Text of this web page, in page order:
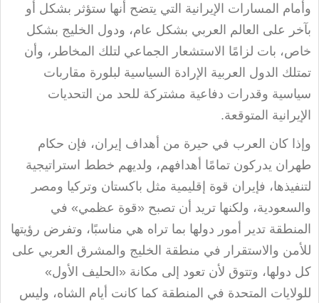
وأمام المسارات الإيرانية التي يتضح أنها ستؤثر بشكل أو
بآخر على العالم العربي بشكل عام، ودول الخليج بشكل
خاص، بات لزامًا الاستشعار الجماعي لتلك المخاطر، وأن
تمتلك الدول العربية الإرادة السياسية لبلورة مقاربات
سياسية وقدرات دفاعية مشتركة للحد من التحديات
الإيرانية المتوقعة.
وإذا كان العرب في حيرة من أهداف إيران، فإن حكام
طهران يدركون تمامًا أهدافهم، ولديهم خطط استراتيجية
لتنفيذها، فإيران قوة إقليمية مثل باكستان وتركيا ومصر
والسعودية، ولكنها تريد أن تصبح «قوة عظمي» في
المنطقة تدير أمور دولها بما تراه هي مناسبًا، وتفرض رؤيتها
للأمن والاستقرار في منطقة الخليج والمشرق العربي على
كل دولها، وتتوق لأن تعود إلى مكانة «الحليف الأول»
للولايات المتحدة في المنطقة كما كانت أيام الشاه، وليس